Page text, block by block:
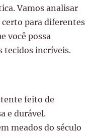
Vamos analisar
para diferentes
você possa
tecidos incríveis.
feito de
e durável.
meados do século